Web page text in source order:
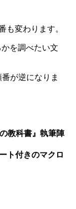
も変わります。
を調べたい文
が逆になりま
教科書』執筆陣
ト付きのマクロ